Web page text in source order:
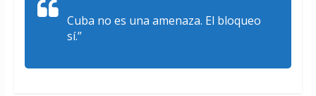
Cuba no es una amenaza. El bloqueo
sí.”